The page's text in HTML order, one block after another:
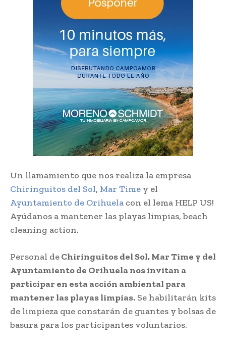
Un llamamiento que nos realiza la empresa
Chiringuitos del Sol, Mar Time y el
Ayuntamiento de Orihuela con el lema HELP US!
Ayúdanos a mantener las playas limpias, beach
cleaning action.
Personal deChiringuitos del Sol, Mar Time y del
Ayuntamiento de Orihuela nos invitan a
participar en esta acción ambiental para
mantener las playas limpias. Se habilitarán kits
de limpieza que constarán de guantes y bolsas de
basura para los participantes voluntarios.